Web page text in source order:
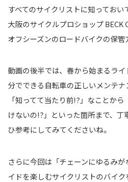
すべてのサイクリストに知っておい
大阪のサイクルプロショップ BECK
オフシーズンのロードバイクの保管
動画の後半では、春から始まるライ
分でできる自転車の正しいメンテナ
「知ってて当たり前!?」なことか
けないの!?」といった箇所まで、丁
ひ参考にしてみてくださいね。
さらに今回は「チェーンにゆるみ
イドを楽しむサイクリストのバイ